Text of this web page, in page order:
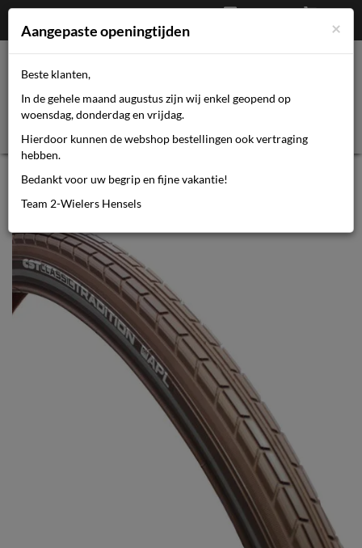
€0,00
Afrekenen
Mijn account
BUB CST 28-1.75-2.00(47-622)
Classic tradition C1207 bruin
×
Aangepaste openingtijden
Beste klanten,
In de gehele maand augustus zijn wij enkel geopend op
woensdag, donderdag en vrijdag.
Hierdoor kunnen de webshop bestellingen ook vertraging
hebben.
Bedankt voor uw begrip en fijne vakantie!
Team 2-Wielers Hensels